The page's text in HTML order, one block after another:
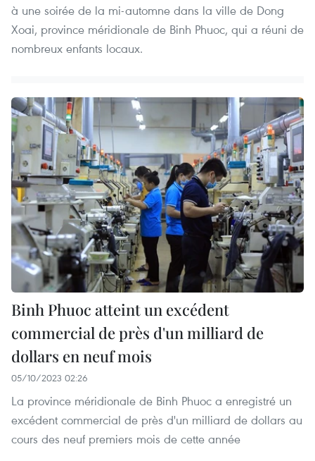
à une soirée de la mi-automne dans la ville de Dong
Xoai, province méridionale de Binh Phuoc, qui a réuni de
nombreux enfants locaux.
Binh Phuoc atteint un excédent
commercial de près d'un milliard de
dollars en neuf mois
05/10/2023 02:26
La province méridionale de Binh Phuoc a enregistré un
excédent commercial de près d'un milliard de dollars au
cours des neuf premiers mois de cette année